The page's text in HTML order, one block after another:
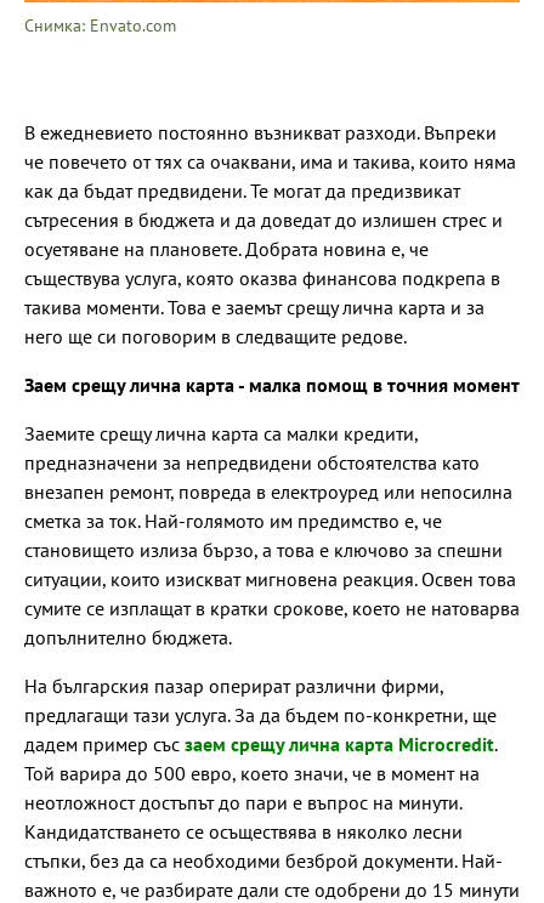
Снимка: Envato.com
В ежедневието постоянно възникват разходи. Въпреки
че повечето от тях са очаквани, има и такива, които няма
как да бъдат предвидени. Те могат да предизвикат
сътресения в бюджета и да доведат до излишен стрес и
осуетяване на плановете. Добрата новина е, че
съществува услуга, която оказва финансова подкрепа в
такива моменти. Това е заемът срещу лична карта и за
него ще си поговорим в следващите редове.
Заем срещу лична карта - малка помощ в точния момент
Заемите срещу лична карта са малки кредити,
предназначени за непредвидени обстоятелства като
внезапен ремонт, повреда в електроуред или непосилна
сметка за ток. Най-голямото им предимство е, че
становището излиза бързо, а това е ключово за спешни
ситуации, които изискват мигновена реакция. Освен това
сумите се изплащат в кратки срокове, което не натоварва
допълнително бюджета.
На българския пазар оперират различни фирми,
предлагащи тази услуга. За да бъдем по-конкретни, ще
дадем пример със заем срещу лична карта Microcredit.
Той варира до 500 евро, което значи, че в момент на
неотложност достъпът до пари е въпрос на минути.
Кандидатстването се осъществява в няколко лесни
стъпки, без да са необходими безброй документи. Най-
важното е, че разбирате дали сте одобрени до 15 минути